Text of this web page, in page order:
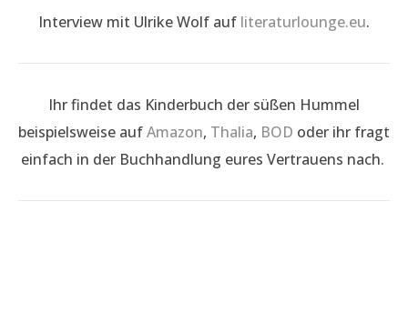
Interview mit Ulrike Wolf auf literaturlounge.eu.
Ihr findet das Kinderbuch der süßen Hummel
beispielsweise aufAmazon, Thalia, BOD oder ihr fragt
einfach in der Buchhandlung eures Vertrauens nach.